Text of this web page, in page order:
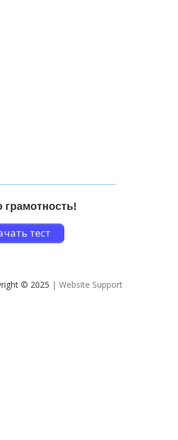
тест
© 2025 | Website Support